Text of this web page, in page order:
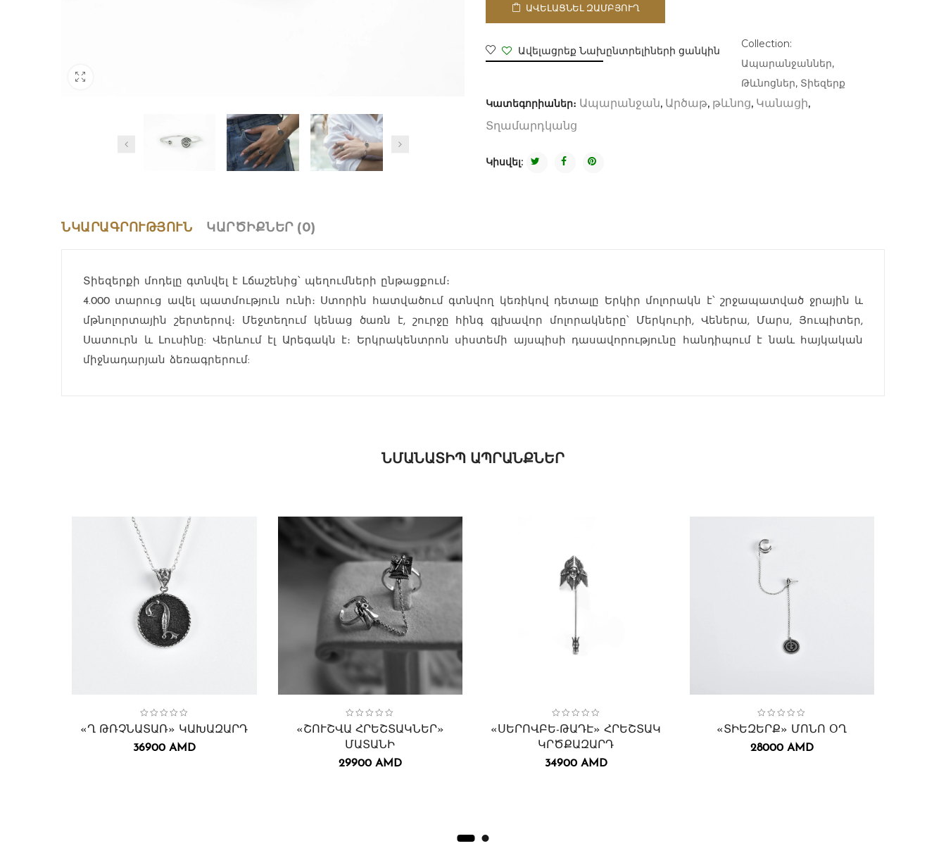
ԱՎԵԼԱՑՆԵԼ ԶԱՄԲՅՈՒՂ
Ավելացրեք Նախընտրելիների ցանկին
Collection:
Ապարանջաններ,
Թևնոցներ, Տիեզերք
Կատեգորիաներ։ Ապարանջան, Արծաթ, թևնոց, Կանացի,
Տղամարդկանց
Կիսվել:
ՆԿԱՐԱԳՐՈՒԹՅՈՒՆ ԿԱՐԾԻՔՆԵՐ (0)
Տիեզերքի մոդելը գտնվել է Լճաշենից՝ պեղումների ընթացքում։
4.000 տարուց ավել պատմություն ունի։ Ստորին հատվածում գտնվող կեռիկով դետալը Երկիր մոլորակն է՝ շրջապատված ջրային և
մթնոլորտային շերտերով։ Մեջտեղում կենաց ծառն է, շուրջը հինգ գլխավոր մոլորակները՝ Մերկուրի, Վեներա, Մարս, Յուպիտեր,
Սատուրն և Լուսինը: Վերևում էլ Արեգակն է։ Երկրակենտրոն սիստեմի այսպիսի դասավորությունը հանդիպում է նաև հայկական
միջնադարյան ձեռագրերում:
ՆՄԱՆԱՏԻՊ ԱՊՐԱՆՔՆԵՐ
«Ղ ԹՌՉՆԱՏԱՌ» ԿԱԽԱԶԱՐԴ
36900 AMD
Collection:Կանացի,Մատանիներ,
Շուշի հրեշտակներ
«ՇՈՒՇՎԱ ՀՐԵՇՏԱԿՆԵՐ»
ՄԱՏԱՆԻ
29900 AMD
«ՍԵՐՈՎԲԵ-ԹԱԴԷ» ՀՐԵՇՏԱԿ
ԿՐԾՔԱԶԱՐԴ
34900 AMD
Collection:Ականջօղեր,Կանացի,
Տիեզերք
«ՏԻԵԶԵՐՔ» ՄՈՆՈ ՕՂ
28000 AMD